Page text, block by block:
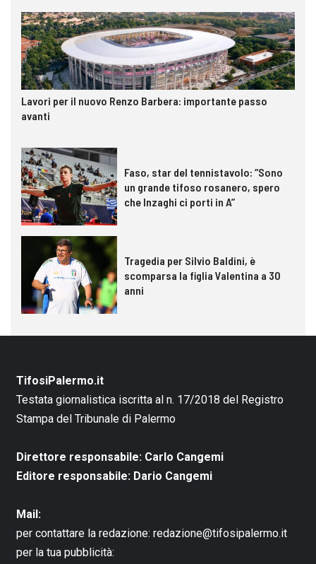
Lavori per il nuovo Renzo Barbera: importante passo
avanti
Faso, star del tennistavolo: “Sono
un grande tifoso rosanero, spero
che Inzaghi ci porti in A”
Tragedia per Silvio Baldini, è
scomparsa la figlia Valentina a 30
anni
TifosiPalermo.it
Testata giornalistica iscritta al n. 17/2018 del Registro
Stampa del Tribunale di Palermo
Direttore responsabile: Carlo Cangemi
Editore responsabile: Dario Cangemi
Mail:
per contattare la redazione: redazione@tifosipalermo.it
per la tua pubblicità: